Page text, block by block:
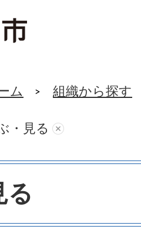
ム 組織から探す
・見る
る